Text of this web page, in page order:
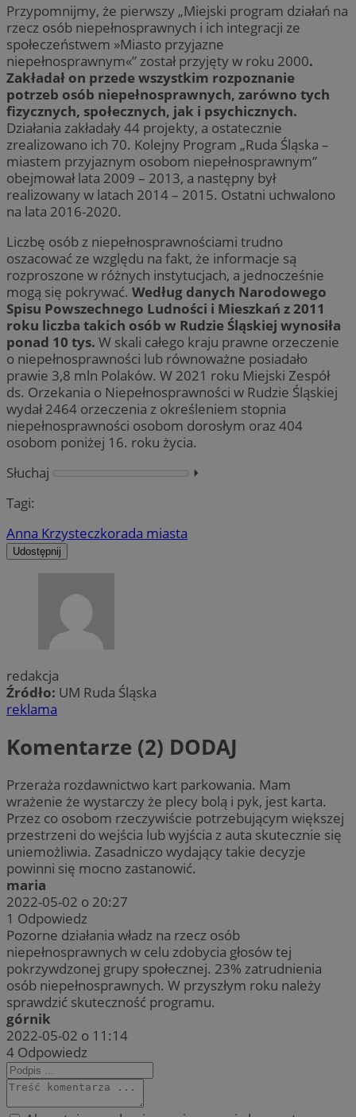
Przypomnijmy, że pierwszy „Miejski program działań na
rzecz osób niepełnosprawnych i ich integracji ze
społeczeństwem »Miasto przyjazne
niepełnosprawnym«” został przyjęty w roku 2000.
Zakładał on przede wszystkim rozpoznanie
potrzeb osób niepełnosprawnych, zarówno tych
fizycznych, społecznych, jak i psychicznych.
Działania zakładały 44 projekty, a ostatecznie
zrealizowano ich 70. Kolejny Program „Ruda Śląska –
miastem przyjaznym osobom niepełnosprawnym”
obejmował lata 2009 – 2013, a następny był
realizowany w latach 2014 – 2015. Ostatni uchwalono
na lata 2016-2020.
Liczbę osób z niepełnosprawnościami trudno
oszacować ze względu na fakt, że informacje są
rozproszone w różnych instytucjach, a jednocześnie
mogą się pokrywać. Według danych Narodowego
Spisu Powszechnego Ludności i Mieszkań z 2011
roku liczba takich osób w Rudzie Śląskiej wynosiła
ponad 10 tys. W skali całego kraju prawne orzeczenie
o niepełnosprawności lub równoważne posiadało
prawie 3,8 mln Polaków. W 2021 roku Miejski Zespół
ds. Orzekania o Niepełnosprawności w Rudzie Śląskiej
wydał 2464 orzeczenia z określeniem stopnia
niepełnosprawności osobom dorosłym oraz 404
osobom poniżej 16. roku życia.
Słuchaj
⏵︎
Tagi:
Anna Krzysteczkorada miasta
Udostępnij
redakcja
Źródło: UM Ruda Śląska
reklama
Komentarze (2) DODAJ
Przeraża rozdawnictwo kart parkowania. Mam
wrażenie że wystarczy że plecy bolą i pyk, jest karta.
Przez co osobom rzeczywiście potrzebującym większej
przestrzeni do wejścia lub wyjścia z auta skutecznie się
uniemożliwia. Zasadniczo wydający takie decyzje
powinni się mocno zastanowić.
maria
2022-05-02 o 20:27
1 Odpowiedz
Pozorne działania władz na rzecz osób
niepełnosprawnych w celu zdobycia głosów tej
pokrzywdzonej grupy społecznej. 23% zatrudnienia
osób niepełnosprawnych. W przyszłym roku należy
sprawdzić skuteczność programu.
górnik
2022-05-02 o 11:14
4 Odpowiedz